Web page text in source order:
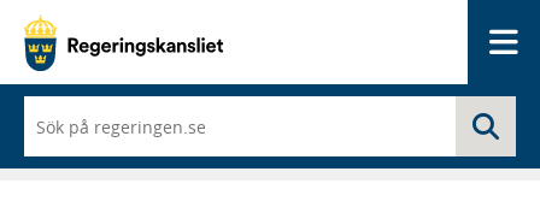
du
börjar
skriva